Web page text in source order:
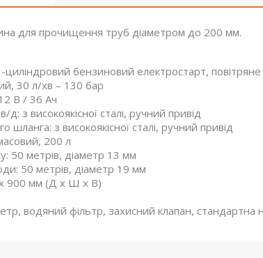
для прочищення труб діаметром до 200 мм.
бензиновий електростарт,
30 л/хв – 130 бар
В / 36 Ач
з високоякісної сталі, ручний привід
шланга: з високоякісної сталі, ручний привід
200 л
50 метрів, діаметр 13 мм
50 метрів, діаметр 19 мм
x 900 мм (Д x Ш x В)
водяний фільтр, захисний клапан, стандартна